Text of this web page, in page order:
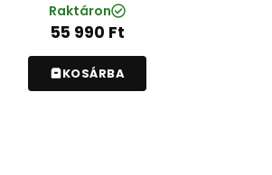
Raktáron
55 990 Ft
KOSÁRBA